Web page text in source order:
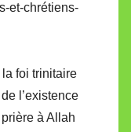
et-chrétiens-
la foi trinitaire
l’existence
à Allah